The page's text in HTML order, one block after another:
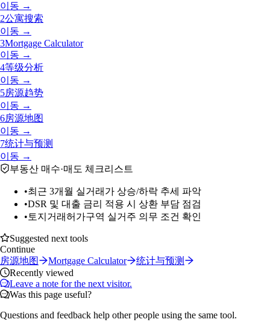
이동 →
2公寓搜索
이동 →
3Mortgage Calculator
이동 →
4等级分析
이동 →
5房源趋势
이동 →
6房源地图
이동 →
7统计与预测
이동 →
부동산 매수·매도 체크리스트
•최근 3개월 실거래가 상승/하락 추세 파악
•DSR 및 대출 금리 적용 시 상환 부담 점검
• 토지거래허가구역 실거주 의무 조건 확인
Suggested next tools
Continue
房源地图
Mortgage Calculator
统计与预测
Recently viewed
Leave a note for the next visitor.
Was this page useful?
Questions and feedback help other people using the same tool.